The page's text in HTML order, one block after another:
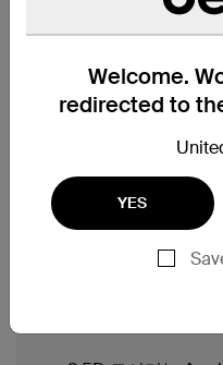
Welcome.
redirected to
YES
부드러운
iPad의 자연스러운
자인으로 모든 탭
합니다. 이동 중에
상적인 마모와 손